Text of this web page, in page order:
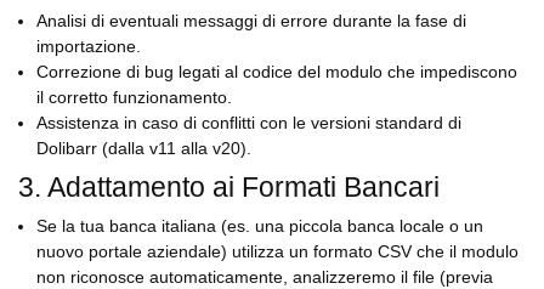
Analisi di eventuali messaggi di errore durante la fase di
importazione.
Correzione di bug legati al codice del modulo che impediscono
il corretto funzionamento.
Assistenza in caso di conflitti con le versioni standard di
Dolibarr (dalla v11 alla v20).
3. Adattamento ai Formati Bancari
Se la tua banca italiana (es. una piccola banca locale o un
nuovo portale aziendale) utilizza un formato CSV che il modulo
non riconosce automaticamente, analizzeremo il file (previa